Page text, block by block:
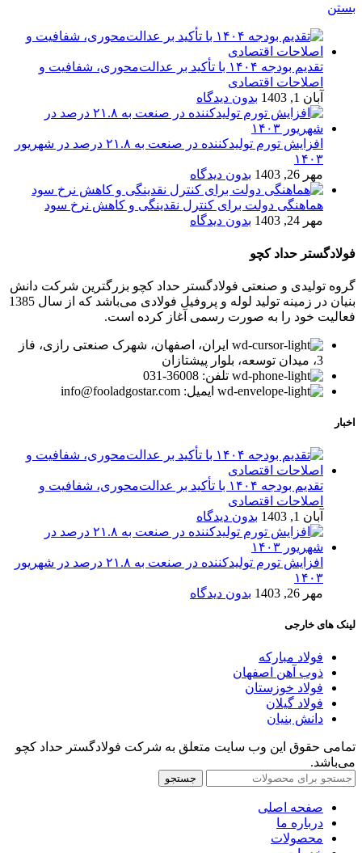
بستن
تقدیم بودجه ۱۴۰۴ با تأکید بر عدالت‌محوری، شفافیت و
اصلاحات اقتصادی
آبان 1, 1403
بدون دیدگاه
افزایش تورم تولیدکننده در صنعت به ۲۱.۸ درصد در شهریور
۱۴۰۳
مهر 26, 1403
بدون دیدگاه
هماهنگی دولت برای کنترل نقدینگی و کاهش نرخ سود
مهر 24, 1403
بدون دیدگاه
فولادگستر حداد کچو
گروه تولیدی و صنعتی فولادگستر حداد کچو بزرگترین شرکت دانش
بنیان در زمینه تولید لوله و پروفیل فولادی می‌باشد که از سال 1385
فعالیت خود را به صورت رسمی آغاز کرده است.
ایران، اصفهان، شهرک صنعتی رازی، فاز
3، میدان توسعه، بلوار پیشتازان
تلفن: 36008-031
ایمیل: info@fooladgostar.com
اخبار
تقدیم بودجه ۱۴۰۴ با تأکید بر عدالت‌محوری، شفافیت و
اصلاحات اقتصادی
آبان 1, 1403
بدون دیدگاه
افزایش تورم تولیدکننده در صنعت به ۲۱.۸ درصد در شهریور
۱۴۰۳
مهر 26, 1403
بدون دیدگاه
لینک های خارجی
فولاد مبارکه
ذوب آهن اصفهان
فولاد خوزستان
فولاد گیلان
دانش بنیان
تمامی حقوق این وب سایت متعلق به شرکت فولادگستر حداد کچو
می‌باشد.
جستجو
صفحه اصلی
درباره ما
محصولات